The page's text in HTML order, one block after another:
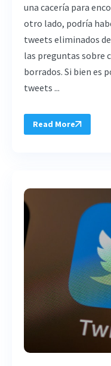
una cacería para
otro lado, podría
tweets eliminados
las preguntas sobre
borrados. Si bien es
tweets ...
Read More